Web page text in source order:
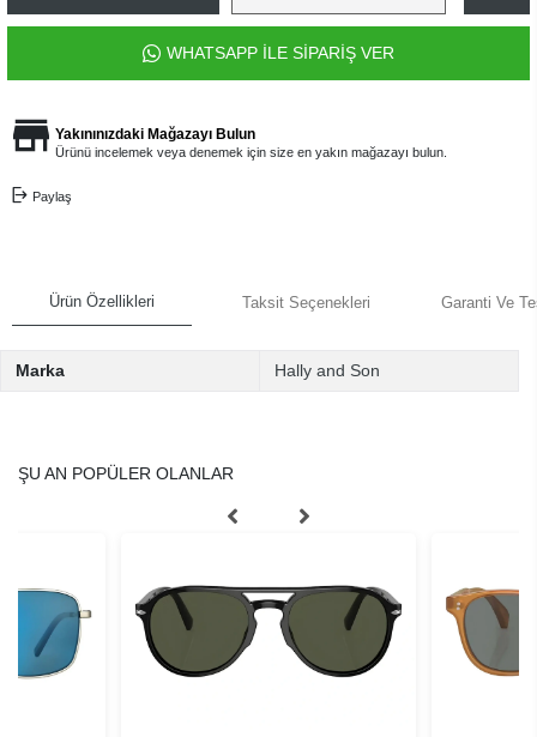
WHATSAPP İLE SİPARİŞ VER
Yakınınızdaki Mağazayı Bulun
Ürünü incelemek veya denemek için size en yakın mağazayı bulun.
Paylaş
Ürün Özellikleri Taksit Seçenekleri Garanti Ve
Marka Hally and Son
ŞU AN POPÜLER OLANLAR